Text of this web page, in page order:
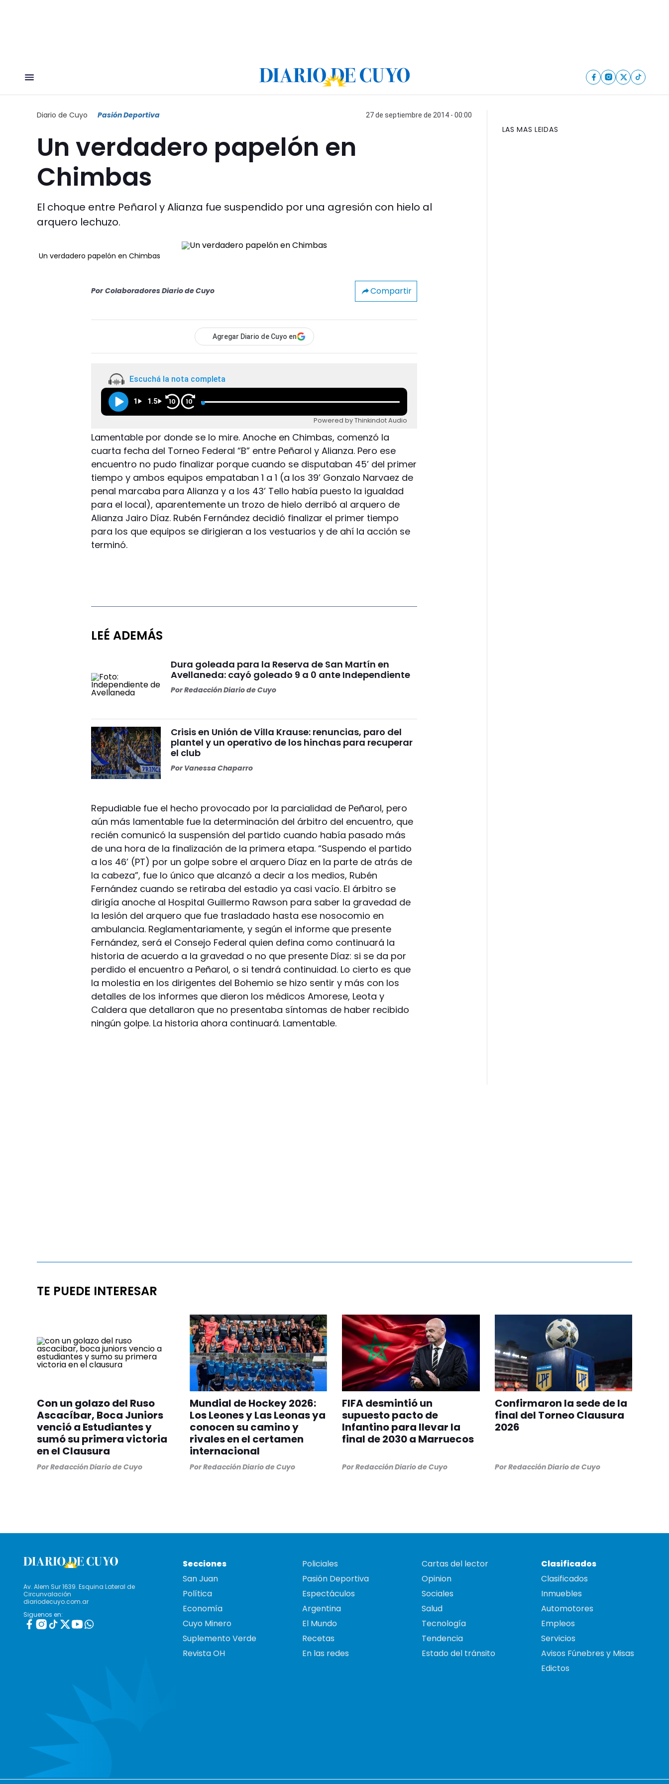
Diario de Cuyo Pasión Deportiva 27 de septiembre de 2014 - 00:00
Un verdadero papelón en
Chimbas
El choque entre Peñarol y Alianza fue suspendido por una agresión con hielo al
arquero lechuzo.
Un verdadero papelón en Chimbas
Por Colaboradores Diario de Cuyo Compartir
Agregar Diario de Cuyo en
Escuchá la nota completa
1 1.5 10 10
Powered by Thinkindot Audio
Lamentable por donde se lo mire. Anoche en Chimbas, comenzó la
cuarta fecha del Torneo Federal “B” entre Peñarol y Alianza. Pero ese
encuentro no pudo finalizar porque cuando se disputaban 45’ del primer
tiempo y ambos equipos empataban 1 a 1 (a los 39’ Gonzalo Narvaez de
penal marcaba para Alianza y a los 43’ Tello había puesto la igualdad
para el local), aparentemente un trozo de hielo derribó al arquero de
Alianza Jairo Díaz. Rubén Fernández decidió finalizar el primer tiempo
para los que equipos se dirigieran a los vestuarios y de ahí la acción se
terminó.
LEÉ ADEMÁS
Dura goleada para la Reserva de San Martín en
Avellaneda: cayó goleado 9 a 0 ante Independiente
PorRedacción Diario de Cuyo
Crisis en Unión de Villa Krause: renuncias, paro del
plantel y un operativo de los hinchas para recuperar
el club
PorVanessa Chaparro
Repudiable fue el hecho provocado por la parcialidad de Peñarol, pero
aún más lamentable fue la determinación del árbitro del encuentro, que
recién comunicó la suspensión del partido cuando había pasado más
de una hora de la finalización de la primera etapa. “Suspendo el partido
a los 46’ (PT) por un golpe sobre el arquero Díaz en la parte de atrás de
la cabeza”, fue lo único que alcanzó a decir a los medios, Rubén
Fernández cuando se retiraba del estadio ya casi vacío. El árbitro se
dirigía anoche al Hospital Guillermo Rawson para saber la gravedad de
la lesión del arquero que fue trasladado hasta ese nosocomio en
ambulancia. Reglamentariamente, y según el informe que presente
Fernández, será el Consejo Federal quien defina como continuará la
historia de acuerdo a la gravedad o no que presente Díaz: si se da por
perdido el encuentro a Peñarol, o si tendrá continuidad. Lo cierto es que
la molestia en los dirigentes del Bohemio se hizo sentir y más con los
detalles de los informes que dieron los médicos Amorese, Leota y
Caldera que detallaron que no presentaba síntomas de haber recibido
ningún golpe. La historia ahora continuará. Lamentable.
LAS MAS LEIDAS
TE PUEDE INTERESAR
Con un golazo del Ruso
Ascacíbar, Boca Juniors
venció a Estudiantes y
sumó su primera victoria
en el Clausura
PorRedacción Diario de Cuyo
Mundial de Hockey 2026:
Los Leones y Las Leonas ya
conocen su camino y
rivales en el certamen
internacional
PorRedacción Diario de Cuyo
FIFA desmintió un
supuesto pacto de
Infantino para llevar la
final de 2030 a Marruecos
PorRedacción Diario de Cuyo
Confirmaron la sede de la
final del Torneo Clausura
2026
PorRedacción Diario de Cuyo
Av. Alem Sur 1639. Esquina Lateral de
Circunvalación
diariodecuyo.com.ar
Siguenos en:
Secciones
San Juan
Política
Economía
Cuyo Minero
Suplemento Verde
Revista OH
Policiales
Pasión Deportiva
Espectáculos
Argentina
El Mundo
Recetas
En las redes
Cartas del lector
Opinion
Sociales
Salud
Tecnología
Tendencia
Estado del tránsito
Clasificados
Clasificados
Inmuebles
Automotores
Empleos
Servicios
Avisos Fúnebres y Misas
Edictos